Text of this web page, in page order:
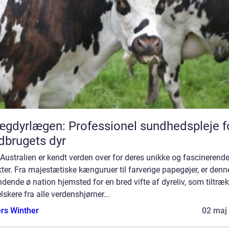
Professionel sundhedspleje
dyr
er kendt verden over for deres unikke og fascinerende
Fra majestætiske kænguruer til farverige papegøjer, er
ø nation hjemsted for en bred vifte af dyreliv, som
fra alle verdenshjørner...
Winther
02 maj